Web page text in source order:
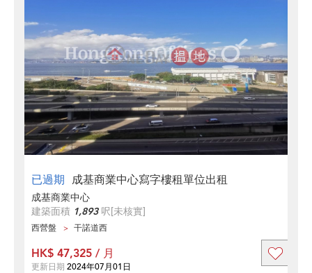
已過期 成基商業中心寫字樓租單位出租
成基商業中心
建築面積 1,893呎[未核實]
西營盤 干諾道西
HK$ 47,325 / 月
更新日期 2024年07月01日